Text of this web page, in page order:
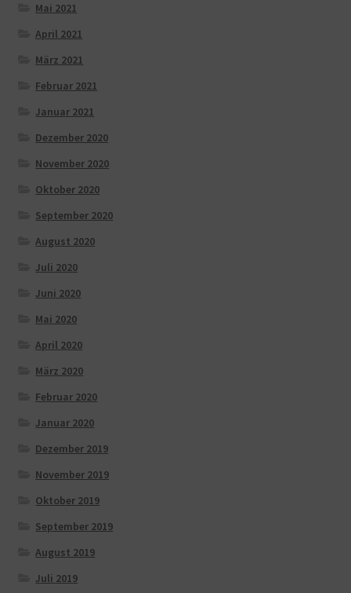
Mai 2021
April 2021
März 2021
Februar 2021
Januar 2021
Dezember 2020
November 2020
Oktober 2020
September 2020
August 2020
Juli 2020
Juni 2020
Mai 2020
April 2020
März 2020
Februar 2020
Januar 2020
Dezember 2019
November 2019
Oktober 2019
September 2019
August 2019
Juli 2019